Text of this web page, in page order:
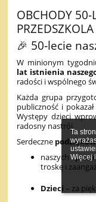
Ta
Więcej
OBCHODY 50-
PRZEDSZKOLA
🎉 50‑lecie
W minionym
lat istnienia
radości i wspólnego
Każda grupa
publiczność i
Występy dzieci
radosny nastrój.
Serdeczne
naszych
troskę i
Dzieci – za